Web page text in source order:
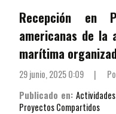
Recepción en
americanas de la
marítima
29 junio, 2025 0:09 |
Publicado en:
Proyectos Compartidos